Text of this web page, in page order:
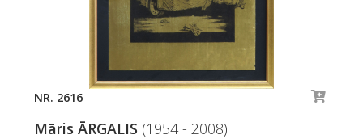
NR. 2616
Māris ĀRGALIS (1954 - 2008)